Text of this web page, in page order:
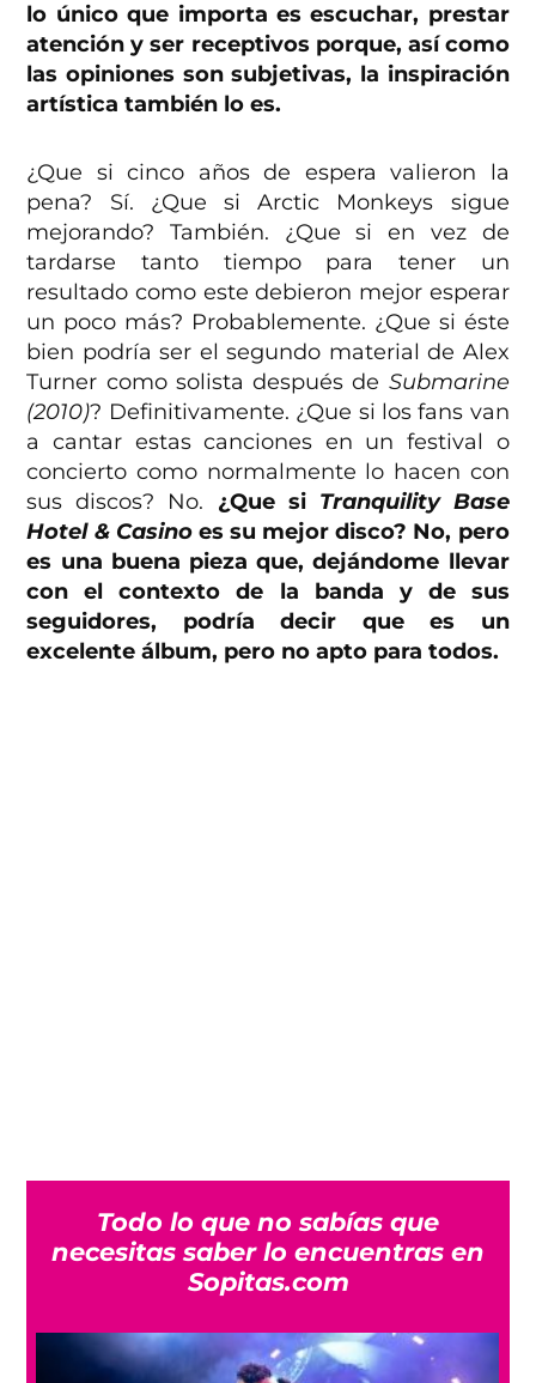
lo único que importa es escuchar, prestar
atención y ser receptivos porque, así como
las opiniones son subjetivas, la inspiración
artística también lo es.
¿Que si cinco años de espera valieron la
pena? Sí. ¿Que si Arctic Monkeys sigue
mejorando? También. ¿Que si en vez de
tardarse tanto tiempo para tener un
resultado como este debieron mejor esperar
un poco más? Probablemente. ¿Que si éste
bien podría ser el segundo material de Alex
Turner como solista después de Submarine
(2010)? Definitivamente. ¿Que si los fans van
a cantar estas canciones en un festival o
concierto como normalmente lo hacen con
sus discos? No. ¿Que si Tranquility Base
Hotel & Casinoes su mejor disco? No, pero
es una buena pieza que, dejándome llevar
con el contexto de la banda y de sus
seguidores, podría decir que es un
excelente álbum, pero no apto para todos.
Todo lo que no sabías que
necesitas saber lo encuentras en
Sopitas.com